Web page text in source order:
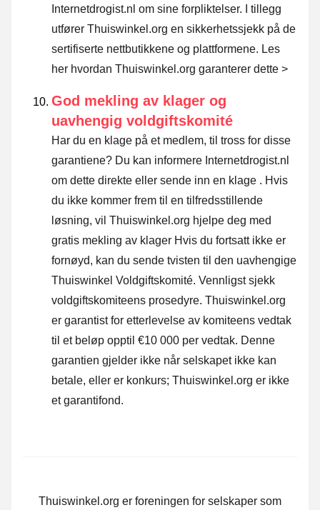
Internetdrogist.nl om sine forpliktelser. I tillegg
utfører Thuiswinkel.org en sikkerhetssjekk på de
sertifiserte nettbutikkene og plattformene. Les
her hvordan Thuiswinkel.org garanterer dette >
God mekling av klager og
uavhengig voldgiftskomité
Har du en klage på et medlem, til tross for disse
garantiene? Du kan informere Internetdrogist.nl
om dette direkte eller sende inn en klage . Hvis
du ikke kommer frem til en tilfredsstillende
løsning, vil Thuiswinkel.org hjelpe deg med
gratis mekling av klager Hvis du fortsatt ikke er
fornøyd, kan du sende tvisten til den uavhengige
Thuiswinkel Voldgiftskomité. Vennligst sjekk
voldgiftskomiteens prosedyre. Thuiswinkel.org
er garantist for etterlevelse av komiteens vedtak
til et beløp opptil €10 000 per vedtak. Denne
garantien gjelder ikke når selskapet ikke kan
betale, eller er konkurs; Thuiswinkel.org er ikke
et garantifond.
Thuiswinkel.org er foreningen for selskaper som